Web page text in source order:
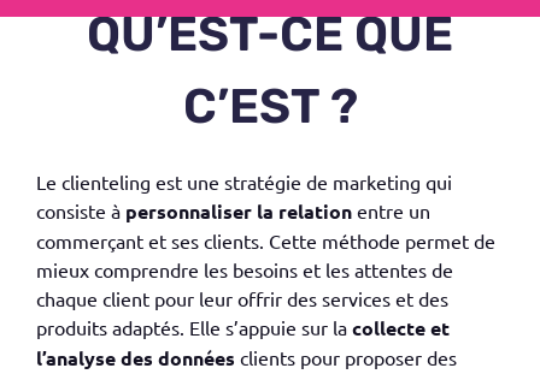
QU’EST-CE QUE
C’EST ?
Le clienteling est une stratégie de marketing qui
consiste à personnaliser la relation entre un
commerçant et ses clients. Cette méthode permet de
mieux comprendre les besoins et les attentes de
chaque client pour leur offrir des services et des
produits adaptés. Elle s’appuie sur la collecte et
l’analyse des données clients pour proposer des